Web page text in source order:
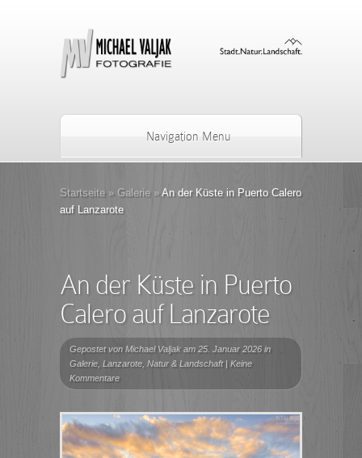
Navigation Menu
Startseite » Galerie »An der Küste in Puerto Calero
auf Lanzarote
An der Küste in Puerto
Calero auf Lanzarote
Gepostet von Michael Valjak am 25. Januar 2026 in
Galerie Lanzarote Natur & Landschaft| Keine
Kommentare